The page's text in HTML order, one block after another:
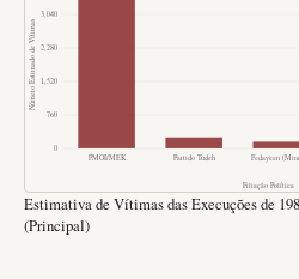
0
760
1,520
2,280
3,040
PMOI/MEK Partido Tudeh Fedayeen
Número Estimado de Vítimas
Filiação Política
Estimativa de Vítimas das Execuções de
(Principal)